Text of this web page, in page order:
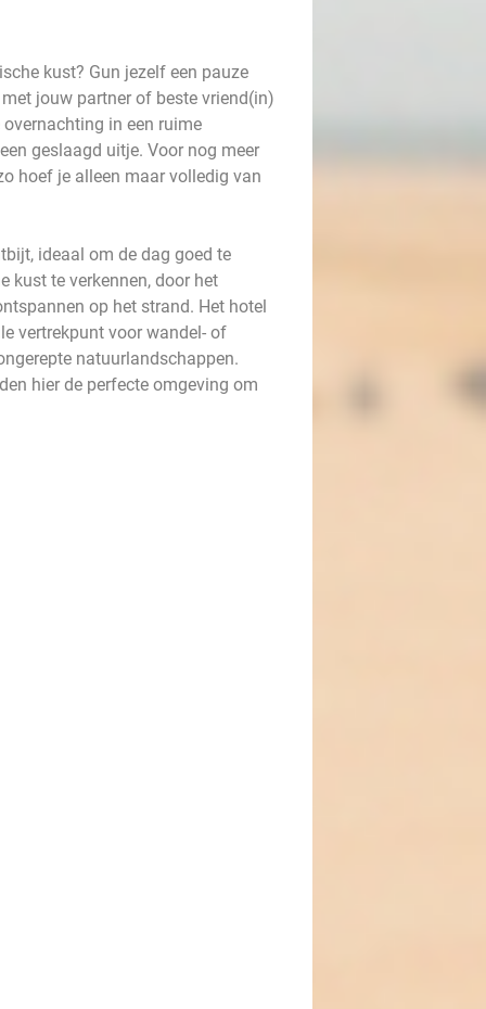
kust? Gun jezelf een pauze
jouw partner of beste vriend(in)
in een ruime
geslaagd uitje. Voor nog meer
hoef je alleen maar volledig van
ideaal om de dag goed te
kust te verkennen, door het
op het strand. Het hotel
vertrekpunt voor wandel- of
natuurlandschappen.
hier de perfecte omgeving om